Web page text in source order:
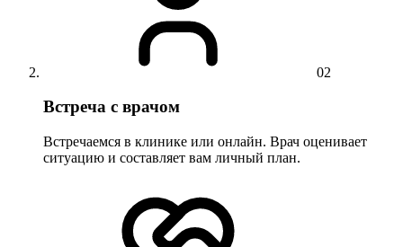
02
Встреча с врачом
Встречаемся в клинике или онлайн. Врач оценивает
ситуацию и составляет вам личный план.